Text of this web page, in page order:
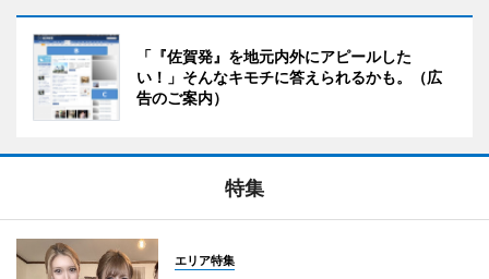
「『佐賀発』を地元内外にアピールした
い！」そんなキモチに答えられるかも。（広
告のご案内）
特集
エリア特集